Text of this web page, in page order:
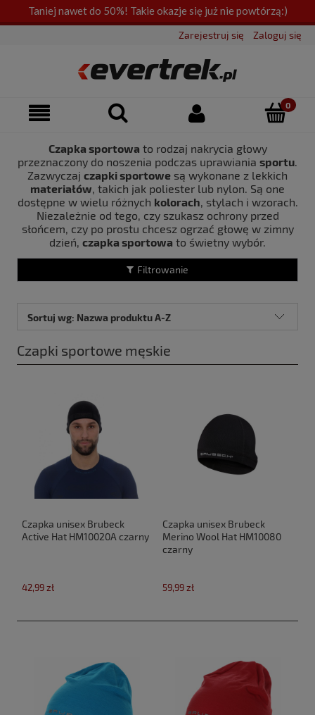
Taniej nawet do 50%! Takie okazje się już nie powtórzą:)
Zarejestruj się Zaloguj się
Filtrowanie
Czapka sportowa to rodzaj nakrycia głowy
przeznaczony do noszenia podczas uprawiania sportu.
Zazwyczaj czapki sportowe są wykonane z lekkich
materiałów, takich jak poliester lub nylon. Są one
dostępne w wielu różnych kolorach, stylach i wzorach.
Niezależnie od tego, czy szukasz ochrony przed
słońcem, czy po prostu chcesz ogrzać głowę w zimny
dzień, czapka sportowa to świetny wybór.
Czapki sportowe męskie
Sortuj wg: Nazwa produktu A-Z
Czapka unisex Brubeck
Active Hat HM10020A czarny
42,99 zł
Czapka unisex Brubeck
Merino Wool Hat HM10080
czarny
59,99 zł